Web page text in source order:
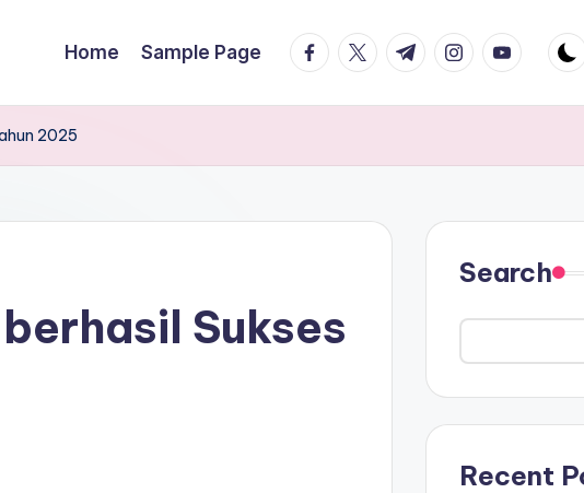
Home Sample Page facebook.com
twitter.com
t.me instagram.com
2025
Sukses
Search
Recent